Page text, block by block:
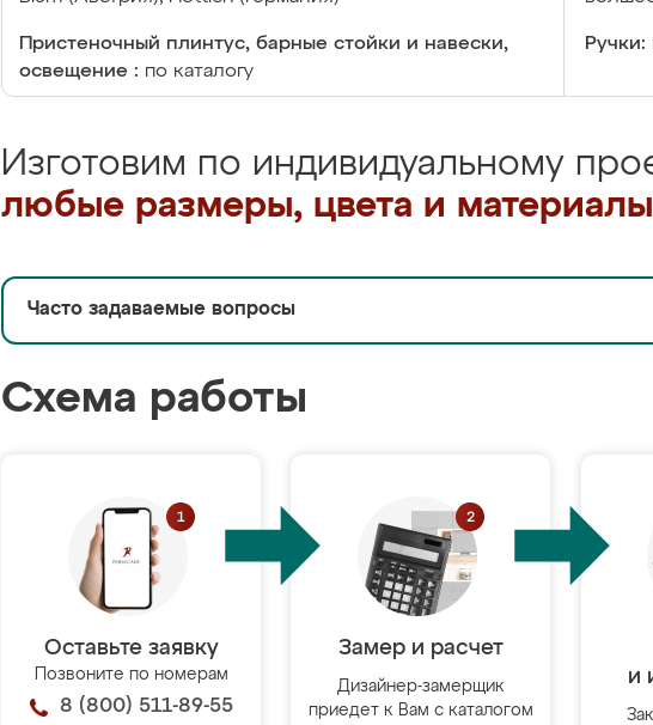
Пристеночный плинтус, барные стойки и навески,
освещение : по каталогу
Ручки:
Изготовим по индивидуальному
любые размеры, цвета и материалы
Часто задаваемые вопросы
Схема работы
Оставьте заявку
Позвоните по номерам
8 (800) 511-89-55
Замер и расчет
Дизайнер-замерщик
приедет к Вам с каталогом
и